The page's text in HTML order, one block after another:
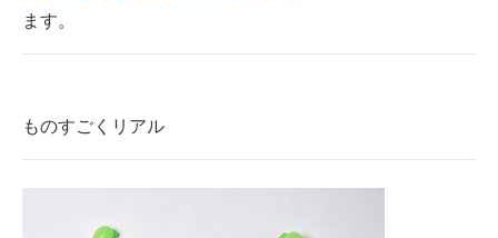
好きが集まる 比べて選べる
ます。
ものすごくリアル